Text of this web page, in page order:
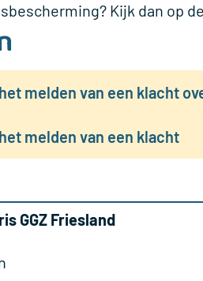
Kijk dan op de
melden van een klacht
melden van een klacht
GGZ Friesland